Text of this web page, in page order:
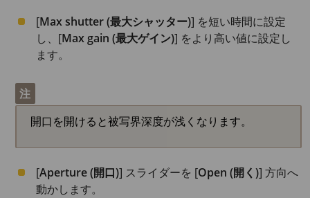
[Max shutter (最大シャッター)] を短い時間に設定
し、[Max gain (最大ゲイン)] をより高い値に設定し
ます。
注
開口を開けると被写界深度が浅くなります。
[Aperture (開口)] スライダーを [Open (開く)] 方向へ
動かします。